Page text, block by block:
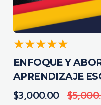
ENFOQUE Y
APRENDIZAJE
$3,000.00 $